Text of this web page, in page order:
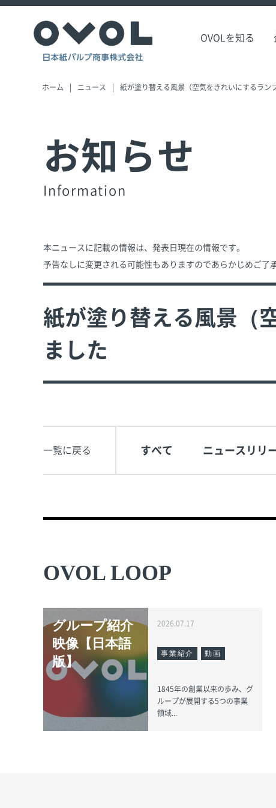
OVOLを知る
ホーム ニュース 紙が塗り替える風景（空気をきれいにするラン
お知らせ
Information
本ニュースに記載の情報は、発表日現在の情報です。
予告なしに変更される可能性もありますのであらかじめご了
紙が塗り替える風景（
ました
一覧に戻る すべて ニュースリリ
OVOL LOOP
グループ紹介
映像【日本語
版】
2026.07.17
事業紹介 動画
1845年の創業以来の歩み、グ
ループが展開する5つの事業
領域...